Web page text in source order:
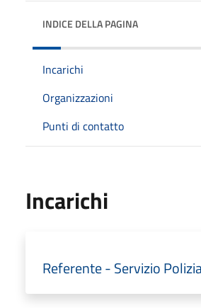
INDICE DELLA PAGINA
Incarichi
Organizzazioni
Punti di contatto
Incarichi
Referente - Servizio